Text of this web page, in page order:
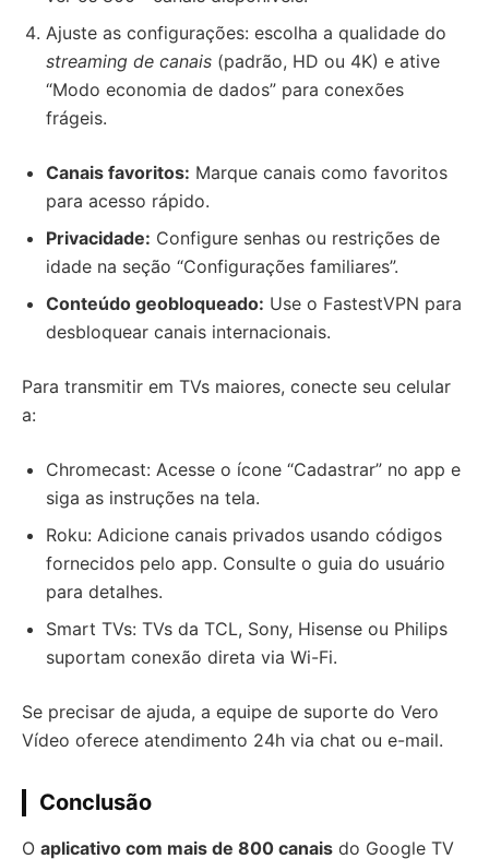
Ajuste as configurações: escolha a qualidade do
streaming de canais (padrão, HD ou 4K) e ative
“Modo economia de dados” para conexões
frágeis.
Canais favoritos: Marque canais como favoritos
para acesso rápido.
Privacidade: Configure senhas ou restrições de
idade na seção “Configurações familiares”.
Conteúdo geobloqueado: Use o FastestVPN para
desbloquear canais internacionais.
Para transmitir em TVs maiores, conecte seu celular
a:
Chromecast: Acesse o ícone “Cadastrar” no app e
siga as instruções na tela.
Roku: Adicione canais privados usando códigos
fornecidos pelo app. Consulte o guia do usuário
para detalhes.
Smart TVs: TVs da TCL, Sony, Hisense ou Philips
suportam conexão direta via Wi-Fi.
Se precisar de ajuda, a equipe de suporte do Vero
Vídeo oferece atendimento 24h via chat ou e-mail.
Conclusão
O aplicativo com mais de 800 canais do Google TV